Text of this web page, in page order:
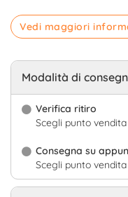
Vedi maggiori
Modalità di
Verifica ritiro
Scegli punto vendita
Consegna su
Scegli punto vendita